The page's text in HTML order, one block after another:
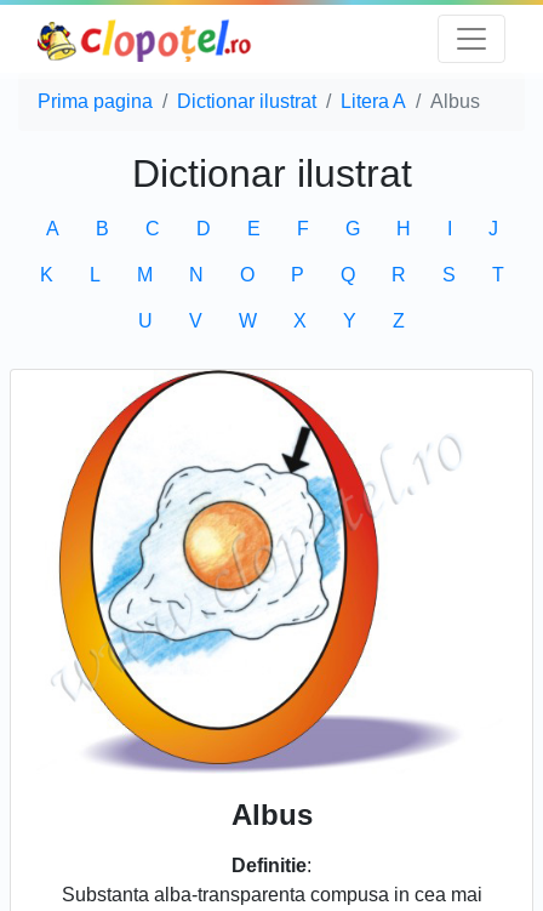
Prima pagina Dictionar ilustrat Litera A Albus
Dictionar ilustrat
A B C D E F G H J
K L M N O P Q R S T
U V W X Y Z
Albus
Definitie:
Substanta alba-transparenta compusa in cea mai